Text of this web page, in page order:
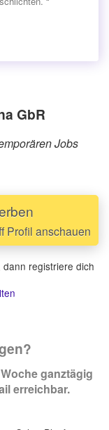
GbR
Jobs
Profil anschauen
registriere dich
ganztägig
erreichbar.